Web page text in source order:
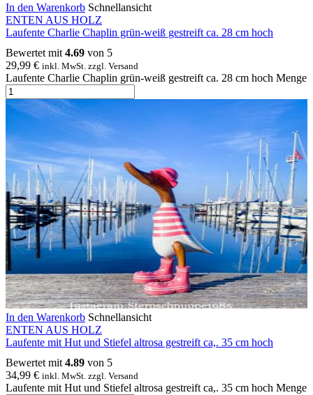
In den Warenkorb Schnellansicht
ENTEN AUS HOLZ
Laufente Charlie Chaplin grün-weiß gestreift ca. 28 cm hoch
Bewertet mit 4.69 von 5
29,99 € inkl. MwSt. zzgl. Versand
Laufente Charlie Chaplin grün-weiß gestreift ca. 28 cm hoch Menge
In den Warenkorb Schnellansicht
ENTEN AUS HOLZ
Laufente mit Hut und Stiefel altrosa gestreift ca,. 35 cm hoch
Bewertet mit 4.89 von 5
34,99 € inkl. MwSt. zzgl. Versand
Laufente mit Hut und Stiefel altrosa gestreift ca,. 35 cm hoch Menge